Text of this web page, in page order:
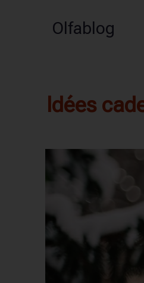
Olfablog
Idées